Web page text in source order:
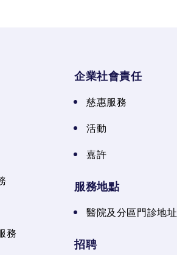
務
企業社會責任
慈惠服務
活動
嘉許
服務地點
醫院及分區門診地址
招聘